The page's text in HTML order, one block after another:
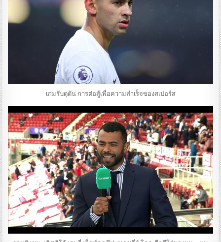
เกมรับดุดัน การต่อสู้เพื่อความสําเร็จของสเปอร์ส